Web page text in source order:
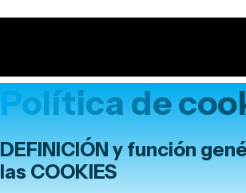
Política de
DEFINICIÓN y función
las COOKIES